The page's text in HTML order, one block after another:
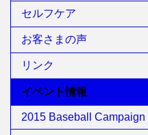
セルフケア
お客さまの声
リンク
イベント情報
2015 Baseball Campaign